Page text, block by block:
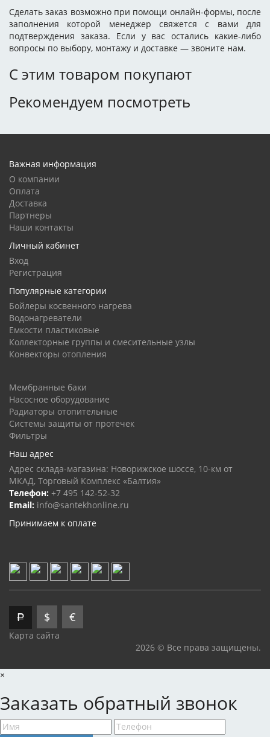
Сделать заказ возможно при помощи онлайн-формы, после
заполнения которой менеджер свяжется с вами для
подтверждения заказа. Если у вас остались какие-либо
вопросы по выбору, монтажу и доставке — звоните нам.
С этим товаром покупают
Рекомендуем посмотреть
Важная информация
О компании
Оплата
Доставка
Партнеры
Наши контакты
Личный кабинет
Вход
Регистрация
Популярные категории
Бойлеры косвенного нагрева
Водонагреватели
Емкости пластиковые
Коллекторные группы и смесительные узлы
Конвекторы отопления
Мембранные баки
Насосное оборудование
Радиаторы отопительные
Системы защиты от протечек
Фильтры
Наш адрес
Адрес склада-магазина: Новорижское шоссе, 10-км от
МКАД, Торговый Комплекс «Балтия»
Телефон: +7 495 142-52-32
Email: info@santekhonline.ru
Принимаем к оплате
Р $ €
Карта сайта
2026 © Все права защищены.
×
Заказать обратный звонок